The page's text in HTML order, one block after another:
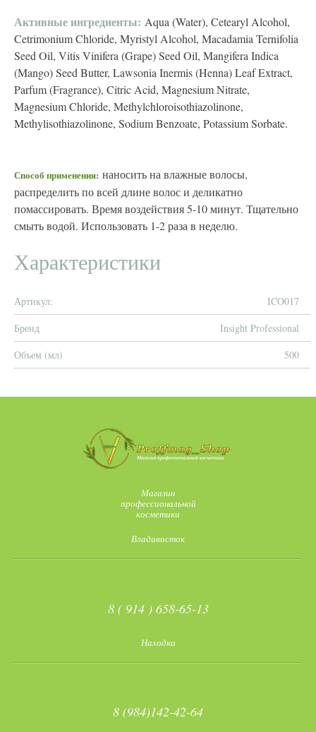
Активные ингредиенты: Aqua (Water), Cetearyl Alcohol,
Cetrimonium Chloride, Myristyl Alcohol, Macadamia Ternifolia
Seed Oil, Vitis Vinifera (Grape) Seed Oil, Mangifera Indica
(Mango) Seed Butter, Lawsonia Inermis (Henna) Leaf Extract,
Parfum (Fragrance), Citric Acid, Magnesium Nitrate,
Magnesium Chloride, Methylchloroisothiazolinone,
Methylisothiazolinone, Sodium Benzoate, Potassium Sorbate.
Способ применения: наносить на влажные волосы,
распределить по всей длине волос и деликатно
помассировать. Время воздействия 5-10 минут. Тщательно
смыть водой. Использовать 1-2 раза в неделю.
Характеристики
Артикул:
ICO017
Бренд
Insight Professional
Объем (мл)
500
Магазин
профессиональной
косметики
Владивосток
8 ( 914 ) 658-65-13
Находка
8 (984)142-42-64